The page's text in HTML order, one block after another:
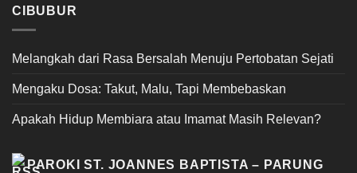
CIBUBUR
Melangkah dari Rasa Bersalah Menuju Pertobatan Sejati
Mengaku Dosa: Takut, Malu, Tapi Membebaskan
Apakah Hidup Membiara atau Imamat Masih Relevan?
PAROKI ST. JOANNES BAPTISTA – PARUNG